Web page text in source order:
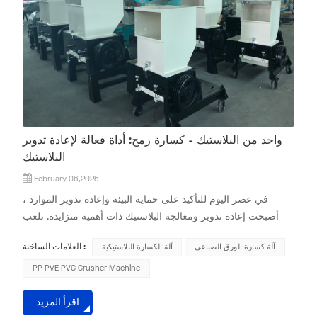
واحد من البلاستيك - كسارة رمح: أداة فعالة لإعادة تدوير
البلاستيك
February 06,2025
في عصر اليوم للتأكيد على حماية البيئة وإعادة تدوير الموارد ،
أصبحت إعادة تدوير ومعالجة البلاستيك ذات أهمية متزايدة. تلعب
البلاستيك ، دورًا لا غنى عنه. اليو�
العلامات الساخنة : آلة الكسارة البلاستيكية آلة كسارة الورق الصناعي
PP PVE PVC Crusher Machine
اقرأ المزيد